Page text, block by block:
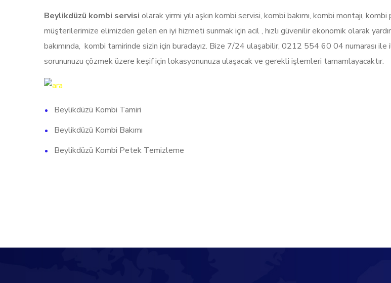
Beylikdüzü kombi servisi olarak yirmi yılı aşkın kombi servisi, kombi bakımı, kombi montajı,
müşterilerimize elimizden gelen en iyi hizmeti sunmak için acil , hızlı güvenilir ekonomik olarak
bakımında, kombi tamirinde sizin için buradayız. Bize 7/24 ulaşabilir, 0212 554 60 04 numarası
sorununuzu çözmek üzere keşif için lokasyonunuza ulaşacak ve gerekli işlemleri tamamlayacaktır.
Beylikdüzü Kombi Tamiri
Beylikdüzü Kombi Bakımı
Beylikdüzü Kombi Petek Temizleme